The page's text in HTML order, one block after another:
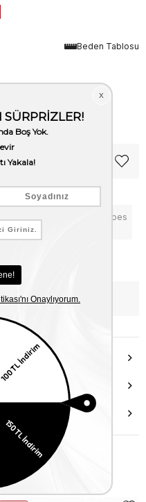
Beden Tablosu
Notify me when the price goes
down
Bilgi Al